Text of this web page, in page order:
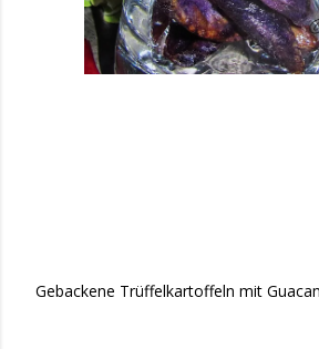
Gebackene Trüffelkartoffeln mit